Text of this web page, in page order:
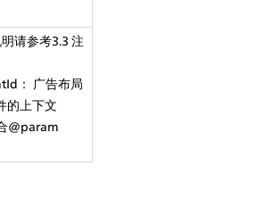
请参考3.3 注
： 广告布局
的上下文
@param